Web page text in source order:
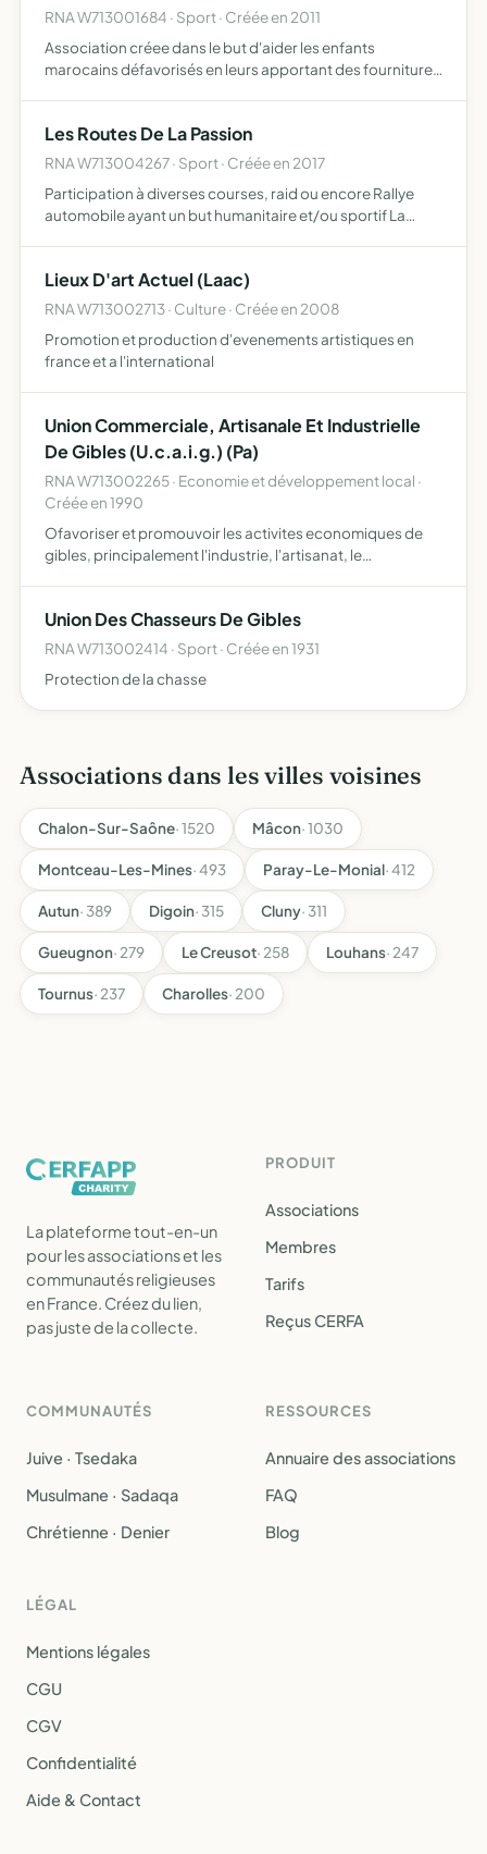
RNA W713001684 · Sport · Créée en 2011
Association créee dans le but d'aider les enfants
marocains défavorisés en leurs apportant des fournitures
Les Routes De La Passion
RNA W713004267 · Sport · Créée en 2017
Participation à diverses courses, raid ou encore Rallye
automobile ayant un but humanitaire et/ou sportif La
poin…
Lieux D'art Actuel (Laac)
RNA W713002713 · Culture · Créée en 2008
Promotion et production d'evenements artistiques en
france et a l'international
Union Commerciale, Artisanale Et Industrielle
De Gibles (U.c.a.i.g.) (Pa)
RNA W713002265 · Economie et développement local ·
Créée en 1990
Ofavoriser et promouvoir les activites economiques de
gibles, principalement l'industrie, l'artisanat, le
Union Des Chasseurs De Gibles
RNA W713002414 · Sport · Créée en 1931
Protection de la chasse
Associations dans les villes voisines
Chalon-Sur-Saône· 1520 Mâcon· 1030
Montceau-Les-Mines· 493 Paray-Le-Monial· 412
Autun· 389 Digoin· 315 Cluny· 311
Gueugnon· 279 Le Creusot· 258 Louhans· 247
Tournus· 237 Charolles· 200
La plateforme tout-en-un
pour les associations et les
communautés religieuses
en France. Créez du lien,
pas juste de la collecte.
PRODUIT
Associations
Membres
Tarifs
Reçus CERFA
COMMUNAUTÉS
Juive · Tsedaka
Musulmane · Sadaqa
Chrétienne · Denier
RESSOURCES
Annuaire des associations
FAQ
Blog
LÉGAL
Mentions légales
CGU
CGV
Confidentialité
Aide & Contact